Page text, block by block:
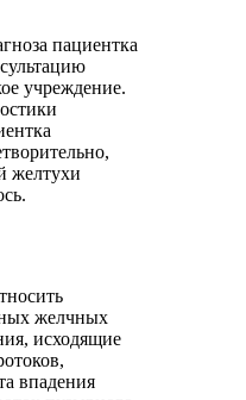
пациентка
учреждение.
желтухи
желчных
исходящие
впадения